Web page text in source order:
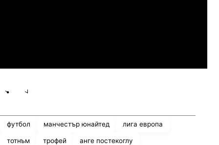
футбол манчестър юнайтед лига европа
тотнъм трофей анге постекоглу